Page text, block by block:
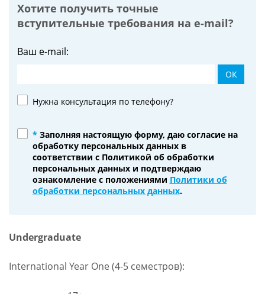
Хотите получить точные
вступительные требования наe-mail?
Ваш e-mail:
ОК
Нужна консультация по телефону?
*Заполняя настоящую форму, даю согласие на
обработку персональных данных в
соответствии с Политикой об обработки
персональных данных и подтверждаю
ознакомление с положениями Политики об
обработки персональных данных.
Undergraduate
International Year One (4-5 семестров):